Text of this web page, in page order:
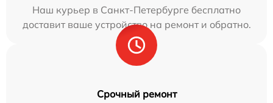
Наш курьер в Санкт-Петербурге бесплатно
доставит ваше устройство на ремонт и обратно.
Срочный ремонт